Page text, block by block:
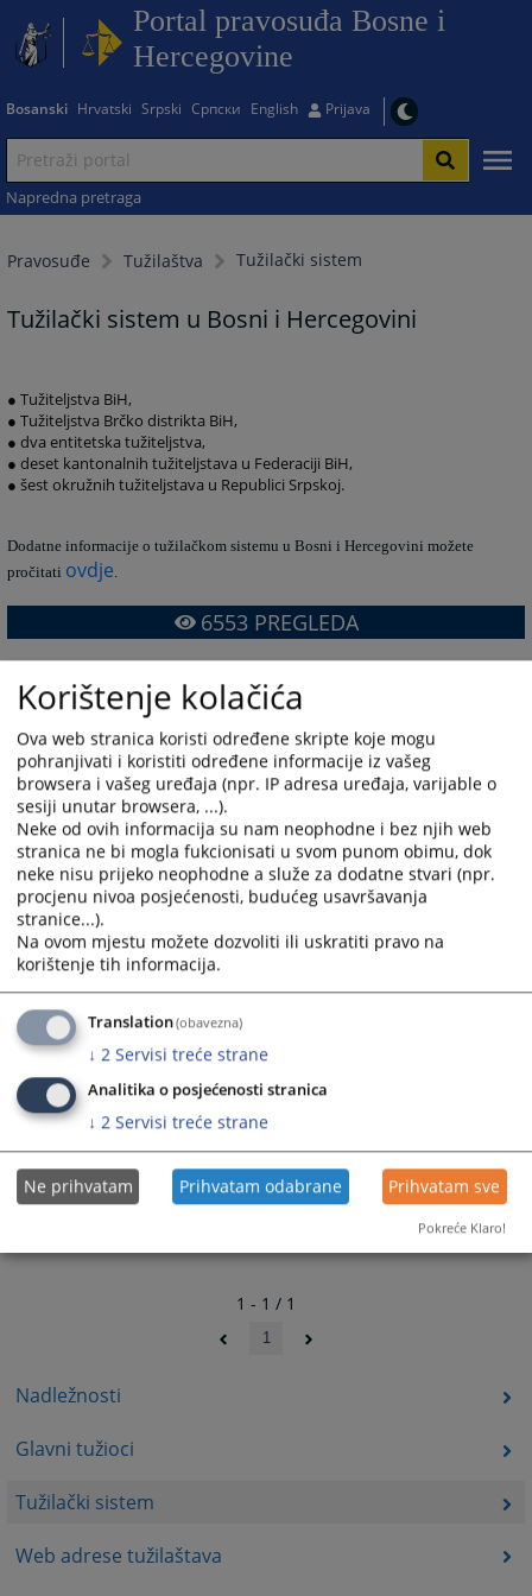
Portal pravosuđa Bosne i
Hercegovine
Bosanski Hrvatski Srpski Српски English Prijava
Napredna pretraga
Pravosuđe Tužilaštva Tužilački sistem
Nadležnosti
Glavni tužioci
Tužilački sistem
Web adrese tužilaštava
Tužilački sistem u Bosni i Hercegovini
● Tužiteljstva BiH,
● Tužiteljstva Brčko distrikta BiH,
● dva entitetska tužiteljstva,
● deset kantonalnih tužiteljstava u Federaciji BiH,
● šest okružnih tužiteljstava u Republici Srpskoj.
Dodatne informacije o tužilačkom sistemu u Bosni i Hercegovini možete
pročitati ovdje
6553PREGLEDA
1 - 1 / 1
1
Korištenje kolačića
Ova web stranica koristi određene skripte koje mogu
pohranjivati i koristiti određene informacije iz vašeg
browsera i vašeg uređaja (npr. IP adresa uređaja, varijable o
sesiji unutar browsera, ...).
Neke od ovih informacija su nam neophodne i bez njih web
stranica ne bi mogla fukcionisati u svom punom obimu, dok
neke nisu prijeko neophodne a služe za dodatne stvari (npr.
procjenu nivoa posjećenosti, budućeg usavršavanja
stranice...).
Na ovom mjestu možete dozvoliti ili uskratiti pravo na
korištenje tih informacija.
Translation(obavezna)
↓ 2 Servisi treće strane
Analitika o posjećenosti stranica
↓ 2 Servisi treće strane
Ne prihvatam Prihvatam odabrane Prihvatam sve
Pokreće Klaro!